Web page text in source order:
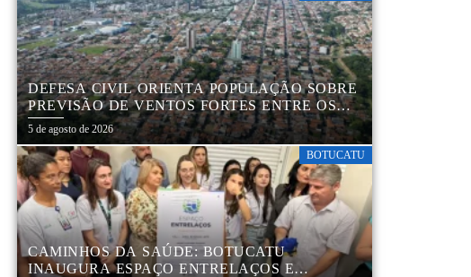
DEFESA CIVIL ORIENTA POPULAÇÃO SOBRE
PREVISÃO DE VENTOS FORTES ENTRE OS
DIAS 6 E 9 DE AGOSTO
5 de agosto de 2026
BOTUCATU
CAMINHOS DA SAÚDE: BOTUCATU
INAUGURA ESPAÇO ENTRELAÇOS E